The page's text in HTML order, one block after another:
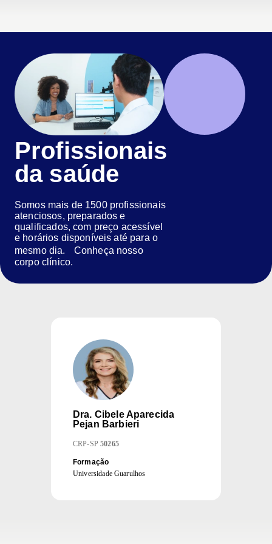
Profissionais
da saúde
Somos mais de 1500 profissionais
atenciosos, preparados e
qualificados, com preço acessível
e horários disponíveis até para o
mesmo dia. Conheça nosso
corpo clínico.
Dra. Cibele Aparecida
Pejan Barbieri
CRP-SP 50265
Formação
Universidade Guarulhos